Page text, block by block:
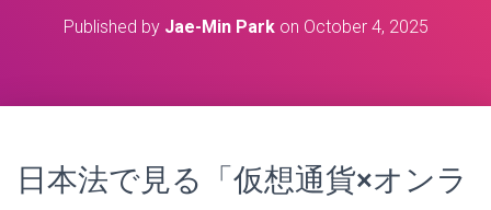
Published by Jae-Min Parkon October 4, 2025
日本法で見る「仮想通貨×オンラ